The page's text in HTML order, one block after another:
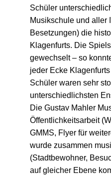
Schüler
Musikschule und aller
Besetzungen) die
Klagenfurts. Die
gewechselt – so
jeder Ecke
Schüler waren sehr
unterschiedlichsten
Die Gustav Mahler
Öffentlichkeitsarbeit
GMMS, Flyer für
wurde zusammen
(Stadtbewohner,
auf gleicher Ebene